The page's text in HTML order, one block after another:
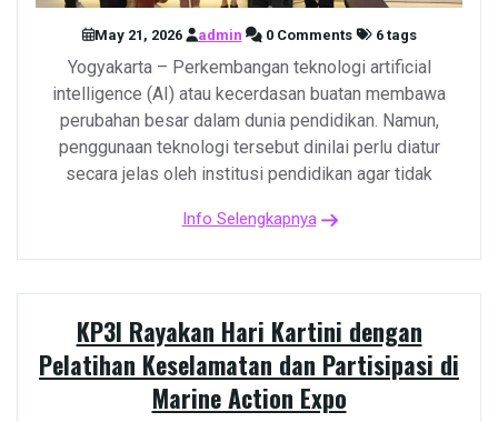
May 21, 2026 admin 0 Comments 6 tags
Yogyakarta – Perkembangan teknologi artificial
intelligence (AI) atau kecerdasan buatan membawa
perubahan besar dalam dunia pendidikan. Namun,
penggunaan teknologi tersebut dinilai perlu diatur
secara jelas oleh institusi pendidikan agar tidak
Info Selengkapnya
KP3I Rayakan Hari Kartini dengan
Pelatihan Keselamatan dan Partisipasi di
Marine Action Expo